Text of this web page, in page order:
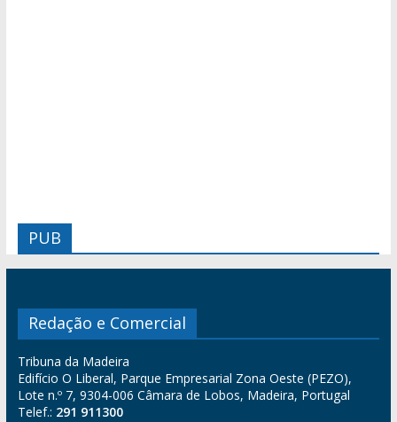
PUB
Redação e Comercial
Tribuna da Madeira
Edifício O Liberal, Parque Empresarial Zona Oeste (PEZO),
Lote n.º 7, 9304-006 Câmara de Lobos, Madeira, Portugal
Telef.: 291 911300